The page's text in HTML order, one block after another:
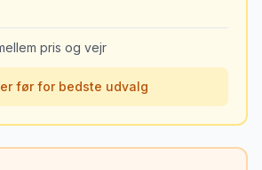
pris og vejr
før for bedste udvalg